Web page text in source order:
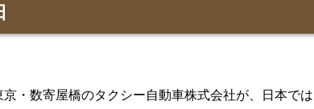
・数寄屋橋のタクシー自動車株式会社が、日本で